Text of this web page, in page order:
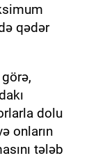
qədər
dolu
onların
tələb